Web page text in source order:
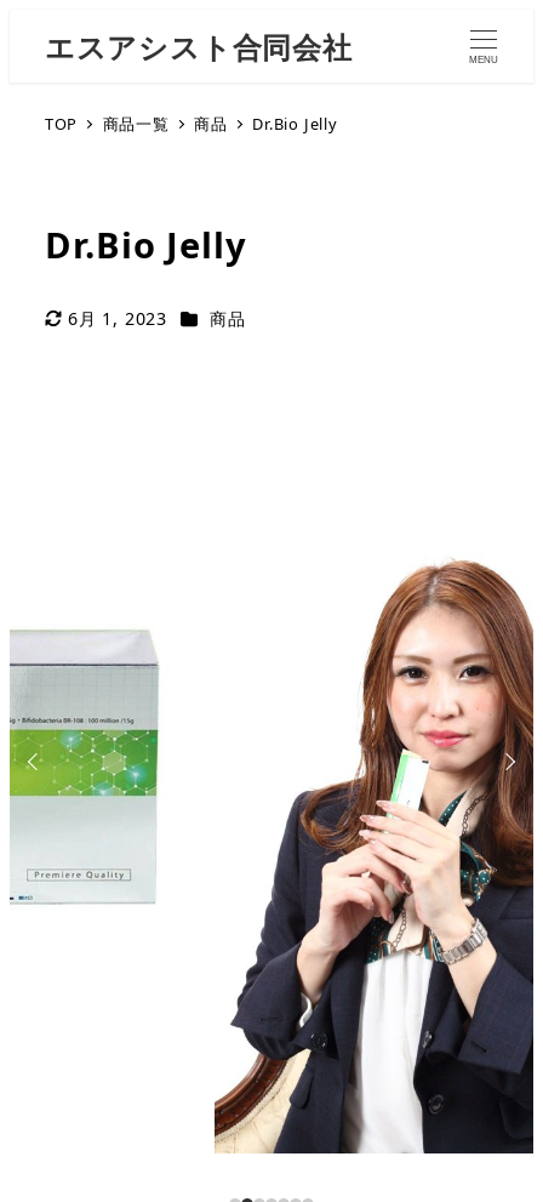
エスアシスト合同会社 MENU
TOP 商品一覧 商品 Dr.Bio Jelly
Dr.Bio Jelly
更新日
6月 1, 2023 カテゴリー
商品